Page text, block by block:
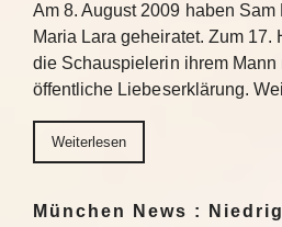
Am 8. August 2009 haben
Maria Lara geheiratet. Zum 17.
die Schauspielerin ihrem
öffentliche Liebeserklärung.
Weiterlesen
München News :